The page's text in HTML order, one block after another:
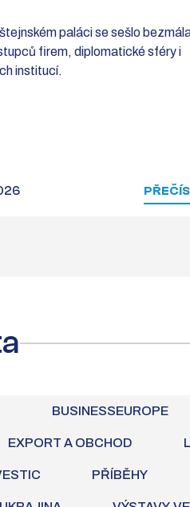
paláci se sešlo
firem, diplomatické sféry i
institucí.
BUSINESSEUROPE
EXPORT A OBCHOD
PŘÍBĚHY